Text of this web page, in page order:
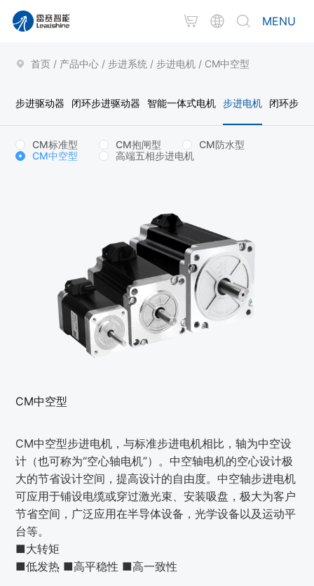
MENU
首页 / 产品中心 / 步进系统 / 步进电机 / CM中空型
步进驱动器 闭环步进驱动器 智能一体式电机 步进电机 闭环步进
CM标准型 CM抱闸型
CM防水型
CM中空型
高端五相步进电机
CM中空型
CM中空型步进电机，与标准步进电机相比，轴为中空设
计（也可称为“空心轴电机”）。中空轴电机的空心设计极
大的节省设计空间，提高设计的自由度。中空轴步进电机
可应用于铺设电缆或穿过激光束、安装吸盘，极大为客户
节省空间，广泛应用在半导体设备，光学设备以及运动平
台等。
■大转矩
■低发热 ■高平稳性 ■高一致性